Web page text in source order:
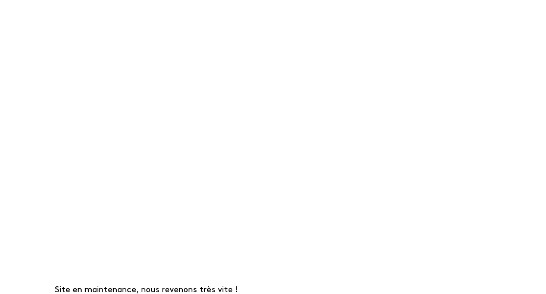
Site en maintenance, nous revenons très vite !